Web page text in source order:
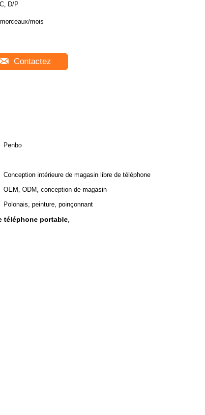
D/P
mois
Contactez
Penbo
Conception intérieure de magasin libre de téléphone
OEM, ODM, conception de magasin
Polonais, peinture, poinçonnant
téléphone portable,